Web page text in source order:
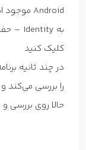
Android موجود است.
کلیک کنید
در چند ثانیه
را بررسی می‌کند
حالا روی بررسی